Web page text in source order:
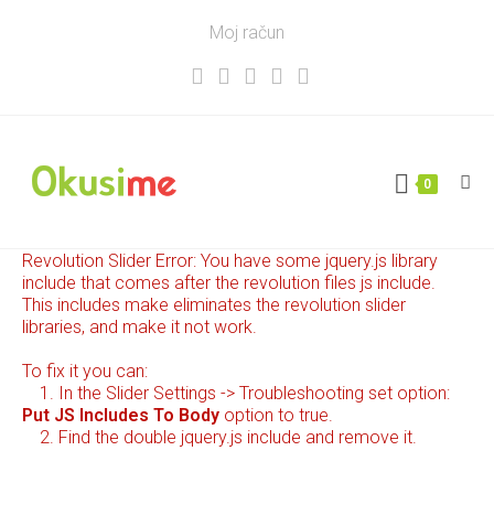
Moj račun
0
Revolution Slider Error: You have some jquery.js library
include that comes after the revolution files js include.
This includes make eliminates the revolution slider
libraries, and make it not work.
To fix it you can:
1. In the Slider Settings -> Troubleshooting set option:
Put JS Includes To Body option to true.
2. Find the double jquery.js include and remove it.